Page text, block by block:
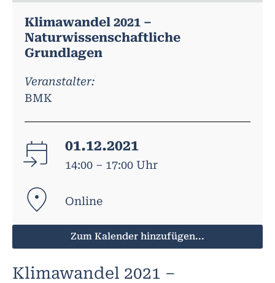
Klimawandel 2021 –
Naturwissenschaftliche
Grundlagen
Veranstalter:
BMK
01.12.2021
14:00 – 17:00 Uhr
Online
Zum Kalender hinzufügen...
Klimawandel 2021 –